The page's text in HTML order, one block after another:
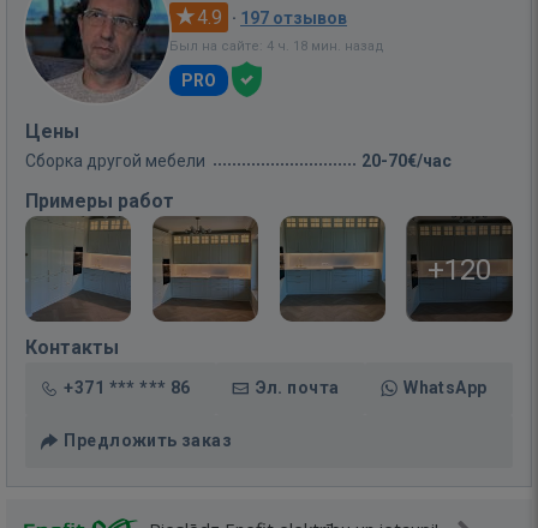
4.9 · 197 отзывов
Был на сайте: 4 ч. 18 мин. назад
PRO
Цены
Сборка другой мебели 20-70€/час
Примеры работ
+120
Контакты
+371 *** *** 86 Эл. почта WhatsApp
Предложить заказ